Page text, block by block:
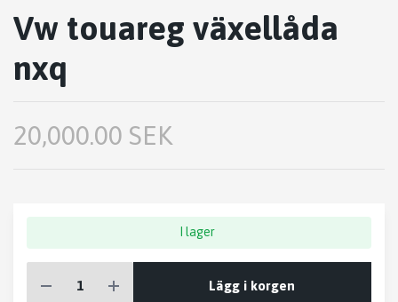
Vw touareg växellåda
nxq
20,000.00 SEK
I lager
Lägg i korgen